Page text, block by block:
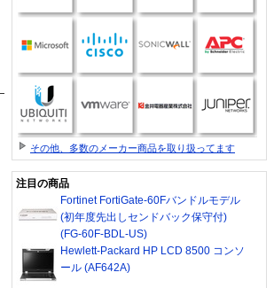
その他、多数のメーカー商品を取り扱ってます
注目の商品
Fortinet FortiGate-60Fバンドルモデル
(初年度先出しセンドバック保守付)
(FG-60F-BDL-US)
Hewlett-Packard HP LCD 8500 コンソ
ール (AF642A)